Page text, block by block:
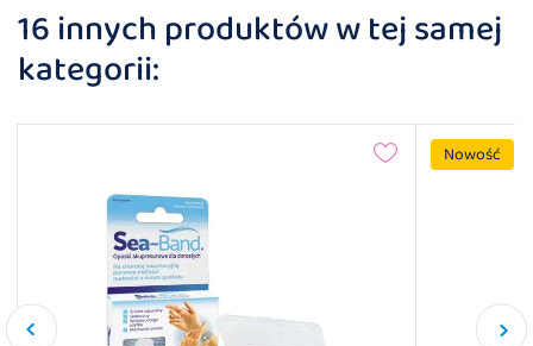
16 innych produktów w tej samej
kategorii:
Nowość